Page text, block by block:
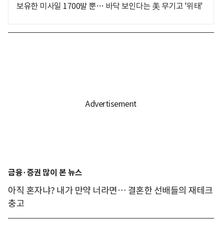
보유한 미사일 1700발 뿐… 바닥 보인다는 美 무기고 '위태'
금융·증권 많이 본 뉴스
아직 혼자냐? 내가 만약 너라면… 결혼한 선배들의 재테크
충고